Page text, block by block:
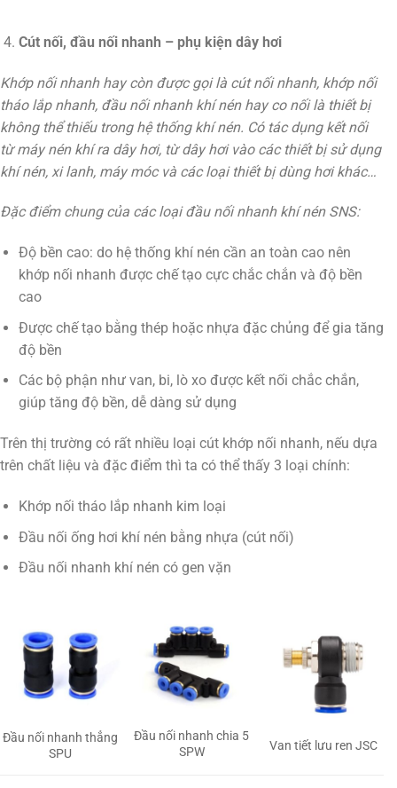
Cút nối, đầu nối nhanh – phụ kiện dây hơi
Khớp nối nhanh hay còn được gọi là cút nối nhanh, khớp nối
tháo lắp nhanh, đầu nối nhanh khí nén hay co nối là thiết bị
không thể thiếu trong hệ thống khí nén. Có tác dụng kết nối
từ máy nén khí ra dây hơi, từ dây hơi vào các thiết bị sử dụng
khí nén, xi lanh, máy móc và các loại thiết bị dùng hơi khác…
Đặc điểm chung của các loại đầu nối nhanh khí nén SNS:
Độ bền cao: do hệ thống khí nén cần an toàn cao nên
khớp nối nhanh được chế tạo cực chắc chắn và độ bền
cao
Được chế tạo bằng thép hoặc nhựa đặc chủng để gia tăng
độ bền
Các bộ phận như van, bi, lò xo được kết nối chắc chắn,
giúp tăng độ bền, dễ dàng sử dụng
Trên thị trường có rất nhiều loại cút khớp nối nhanh, nếu dựa
trên chất liệu và đặc điểm thì ta có thể thấy 3 loại chính:
Khớp nối tháo lắp nhanh kim loại
Đầu nối ống hơi khí nén bằng nhựa (cút nối)
Đầu nối nhanh khí nén có gen vặn
Đầu nối nhanh thẳng
SPU
Đầu nối nhanh chia 5
SPW
Van tiết lưu ren JSC